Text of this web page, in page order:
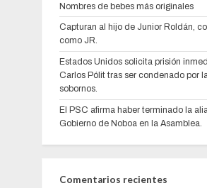
Nombres de bebes más originales
Capturan al hijo de Junior Roldán,
como JR.
Estados Unidos solicita prisión
Carlos Pólit tras ser condenado por
sobornos.
El PSC afirma haber terminado la
Gobierno de Noboa en la Asamblea.
Comentarios recientes